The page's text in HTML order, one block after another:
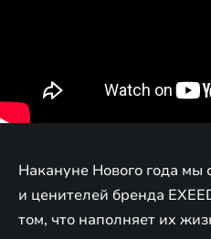
Накануне Нового года мы
и ценителей бренда
том, что наполняет их